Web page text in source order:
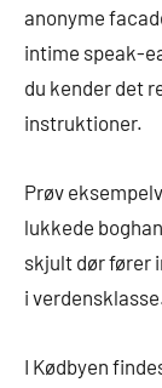
anonyme
intime speak-
du kender det
instruktioner.
Prøv
lukkede
skjult dør fører
i
I Kødbyen